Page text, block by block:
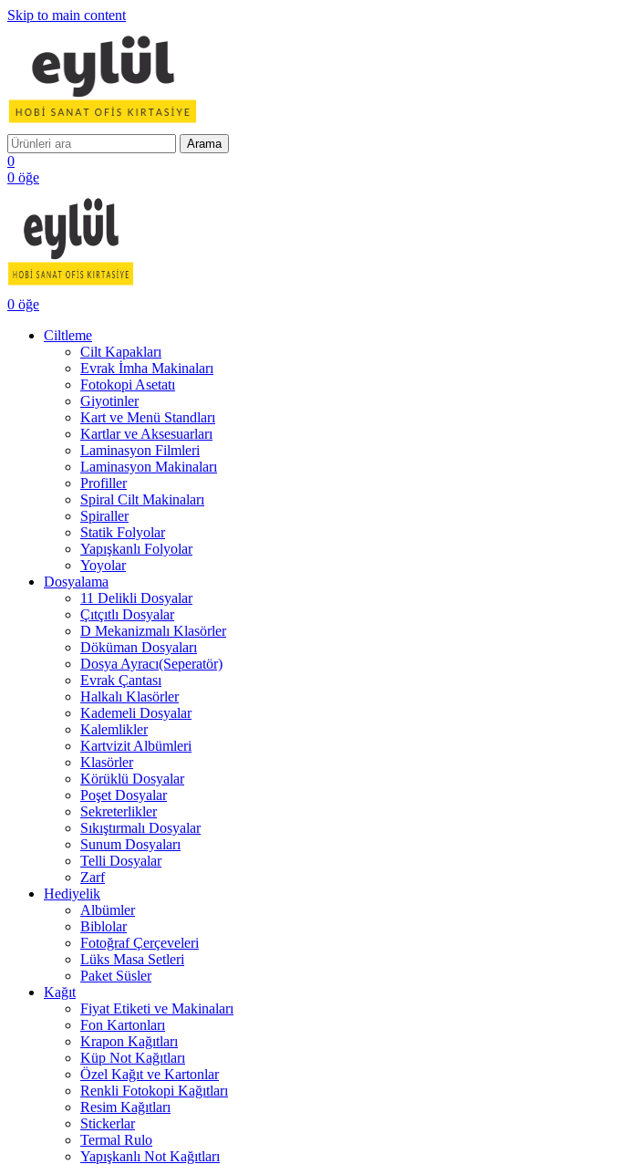
Skip to main content
Arama
0
0 öğe
0 öğe
Ciltleme
Cilt Kapakları
Evrak İmha Makinaları
Fotokopi Asetatı
Giyotinler
Kart ve Menü Standları
Kartlar ve Aksesuarları
Laminasyon Filmleri
Laminasyon Makinaları
Profiller
Spiral Cilt Makinaları
Spiraller
Statik Folyolar
Yapışkanlı Folyolar
Yoyolar
Dosyalama
11 Delikli Dosyalar
Çıtçıtlı Dosyalar
D Mekanizmalı Klasörler
Döküman Dosyaları
Dosya Ayracı(Seperatör)
Evrak Çantası
Halkalı Klasörler
Kademeli Dosyalar
Kalemlikler
Kartvizit Albümleri
Klasörler
Körüklü Dosyalar
Poşet Dosyalar
Sekreterlikler
Sıkıştırmalı Dosyalar
Sunum Dosyaları
Telli Dosyalar
Zarf
Hediyelik
Albümler
Biblolar
Fotoğraf Çerçeveleri
Lüks Masa Setleri
Paket Süsler
Kağıt
Fiyat Etiketi ve Makinaları
Fon Kartonları
Krapon Kağıtları
Küp Not Kağıtları
Özel Kağıt ve Kartonlar
Renkli Fotokopi Kağıtları
Resim Kağıtları
Stickerlar
Termal Rulo
Yapışkanlı Not Kağıtları